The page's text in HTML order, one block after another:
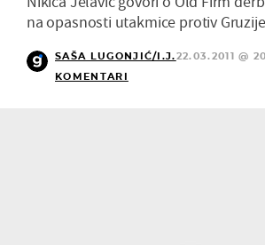
na opasnosti utakmice protiv
SAŠA LUGONJIĆ/I.J.22.03.2011 @
KOMENTARI